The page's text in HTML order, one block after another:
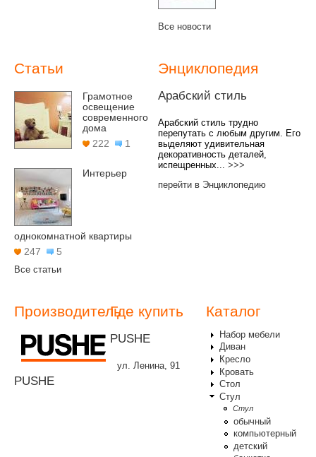
Все новости
Статьи
Грамотное
освещение
современного
дома
222
1
Интерьер
однокомнатной квартиры
247
5
Все статьи
Энциклопедия
Арабский стиль
Арабский стиль трудно
перепутать с любым другим. Его
выделяют удивительная
декоративность деталей,
испещренных... >>>
перейти в Энциклопедию
Производитель
PUSHE
Где купить
PUSHE
ул. Ленина, 91
Каталог
Набор мебели
Диван
Кресло
Кровать
Стол
Стул
Стул
обычный
компьютерный
детский